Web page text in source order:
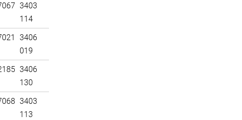
3403
114
3406
019
3406
130
3403
113